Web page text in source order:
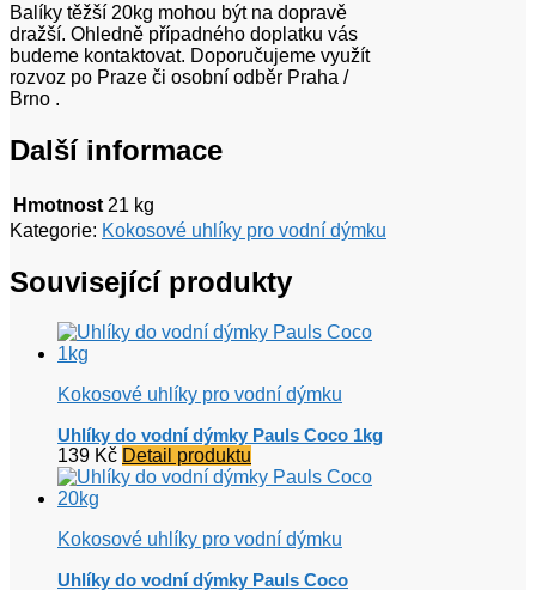
Balíky těžší 20kg mohou být na dopravě
dražší. Ohledně případného doplatku vás
budeme kontaktovat. Doporučujeme využít
rozvoz po Praze či osobní odběr Praha /
Brno .
Další informace
Hmotnost 21 kg
Kategorie: Kokosové uhlíky pro vodní dýmku
Související produkty
Kokosové uhlíky pro vodní dýmku
Uhlíky do vodní dýmky Pauls Coco 1kg
139 Kč Detail produktu
Kokosové uhlíky pro vodní dýmku
Uhlíky do vodní dýmky Pauls Coco